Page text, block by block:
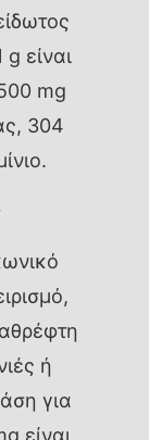
είναι
mg
304
ή
για